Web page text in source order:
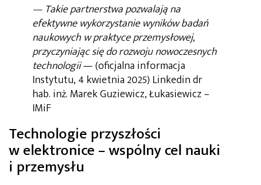
— Takie partnerstwa pozwalają na
efektywne wykorzystanie wyników badań
naukowych w praktyce przemysłowej,
przyczyniając się do rozwoju nowoczesnych
technologii— (oficjalna informacja
Instytutu, 4 kwietnia 2025)​ Linkedin dr
hab. inż. Marek Guziewicz, Łukasiewicz –
IMiF
Technologie przyszłości
w elektronice – wspólny cel nauki
i przemysłu